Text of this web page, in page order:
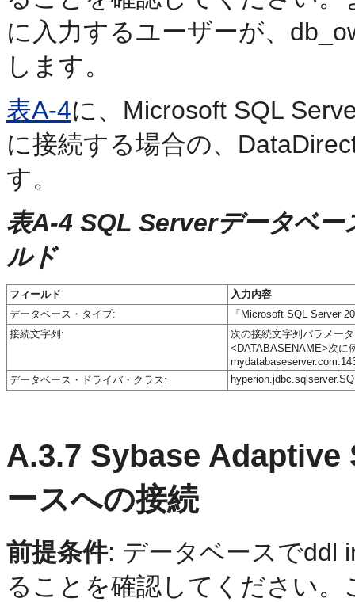
に入力するユーザーが、
します。
表A-4に、Microsoft SQL
に接続する場合の、
す。
表A-4 SQL Serverデータベ
ルド
フィールド
入力内容
データベース・タイプ:
「Microsoft SQL Server
接続文字列:
次の接続文字列パラメー
<DATABASENAME>次に
データベース・ドライバ・クラス:
A.3.7 Sybase Adaptive
ースへの接続
前提条件: データベースでddl
ることを確認してください